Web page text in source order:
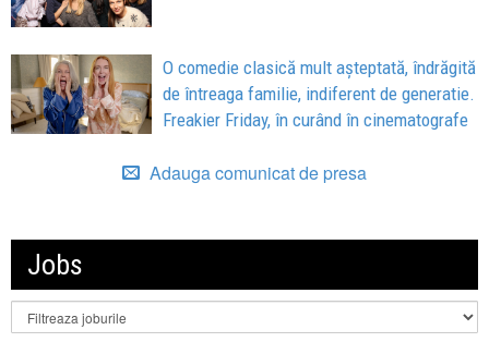
O comedie clasică mult așteptată, îndrăgită
de întreaga familie, indiferent de generatie.
Freakier Friday, în curând în cinematografe
Adauga comunicat de presa
Jobs